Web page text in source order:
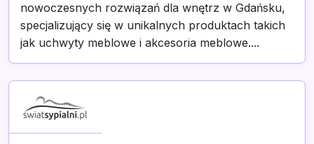
nowoczesnych rozwiązań dla wnętrz w Gdańsku,
specjalizujący się w unikalnych produktach takich
jak uchwyty meblowe i akcesoria meblowe....